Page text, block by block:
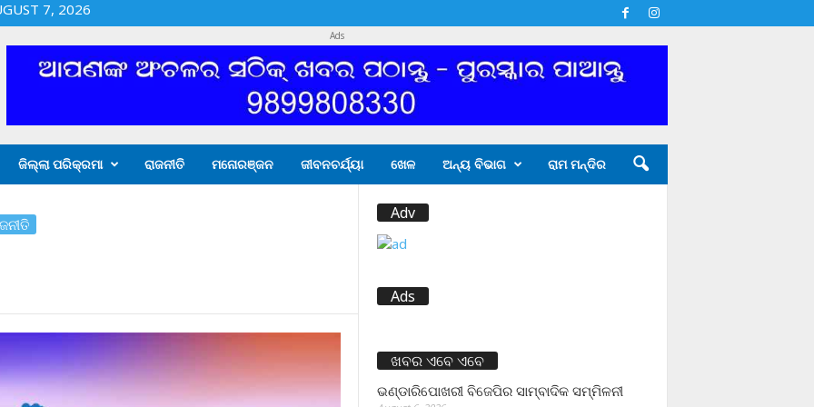
7, 2026
Ads
ଜିଲ୍ଲା ପରିକ୍ରମା ରାଜନୀତି ମନୋରଞ୍ଜନ ଜୀବନଚର୍ଯ୍ୟା ଖେଳ ଅନ୍ୟ ବିଭାଗ ରାମ ମନ୍ଦିର
Adv
Ads
ଖବର ଏବେ ଏବେ
ଭଣ୍ଡାରିପୋଖରୀ ବିଜେପିର ସାମ୍ବାଦିକ ସମ୍ମିଳନୀ